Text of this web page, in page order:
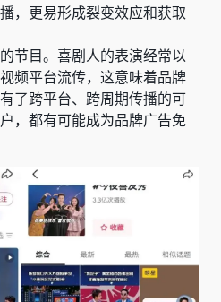
，更易形成裂变效应和获取
节目。喜剧人的表演经常以
频平台流传，这意味着品牌
了跨平台、跨周期传播的可
，都有可能成为品牌广告免